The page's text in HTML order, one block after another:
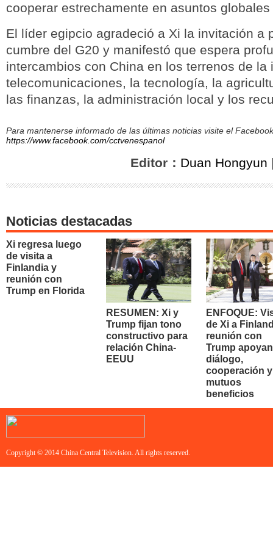
cooperar estrechamente en asuntos
El líder egipcio agradeció a Xi la invitación a
cumbre del G20 y manifestó que espera
intercambios con China en los terrenos de la
telecomunicaciones, la tecnología, la
las finanzas, la administración local y los
Para mantenerse informado de las últimas noticias visite el
https://www.facebook.com/cctvenespanol
Editor： Duan Hongyun
Noticias destacadas
Xi regresa luego
de visita a
Finlandia y
reunión con
Trump en Florida
RESUMEN: Xi y
Trump fijan tono
constructivo para
relación China-
EEUU
ENFOQUE:
de Xi a
reunión con
Trump apoyan
diálogo,
cooperación y
mutuos
beneficios
Copyright © 2014 China Central Television. All rights reserved.